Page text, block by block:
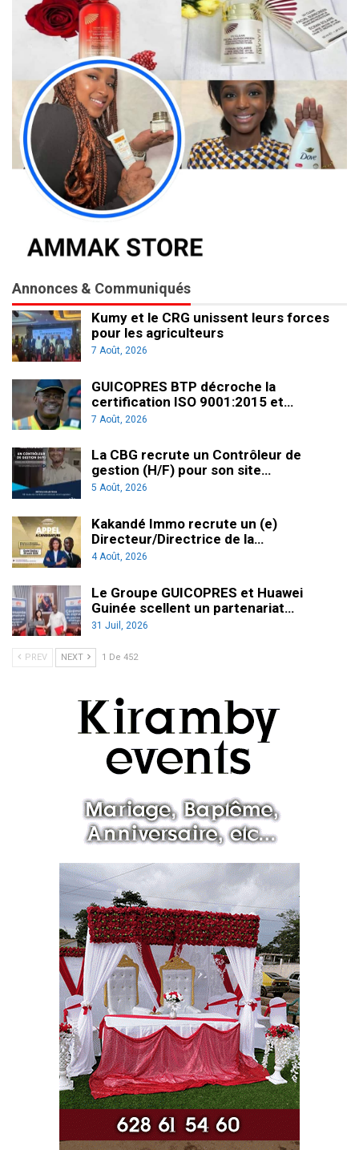
Annonces & Communiqués
Kumy et le CRG unissent leurs forces
pour les agriculteurs
7 Août, 2026
GUICOPRES BTP décroche la
certification ISO 9001:2015 et…
7 Août, 2026
La CBG recrute un Contrôleur de
gestion (H/F) pour son site…
5 Août, 2026
Kakandé Immo recrute un (e)
Directeur/Directrice de la…
4 Août, 2026
Le Groupe GUICOPRES et Huawei
Guinée scellent un partenariat…
31 Juil, 2026
PREV NEXT 1 De 452